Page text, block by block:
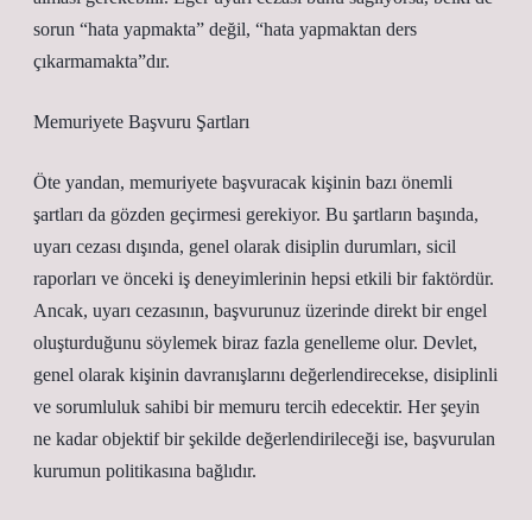
sorun “hata yapmakta” değil, “hata yapmaktan ders
çıkarmamakta”dır.
Memuriyete Başvuru Şartları
Öte yandan, memuriyete başvuracak kişinin bazı önemli
şartları da gözden geçirmesi gerekiyor. Bu şartların başında,
uyarı cezası dışında, genel olarak disiplin durumları, sicil
raporları ve önceki iş deneyimlerinin hepsi etkili bir faktördür.
Ancak, uyarı cezasının, başvurunuz üzerinde direkt bir engel
oluşturduğunu söylemek biraz fazla genelleme olur. Devlet,
genel olarak kişinin davranışlarını değerlendirecekse, disiplinli
ve sorumluluk sahibi bir memuru tercih edecektir. Her şeyin
ne kadar objektif bir şekilde değerlendirileceği ise, başvurulan
kurumun politikasına bağlıdır.